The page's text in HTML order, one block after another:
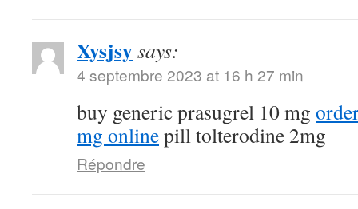
Xysjsysays:
4 septembre 2023 at 16 h 27 min
buy generic prasugrel 10 mg
mg onlinepill tolterodine 2mg
Répondre